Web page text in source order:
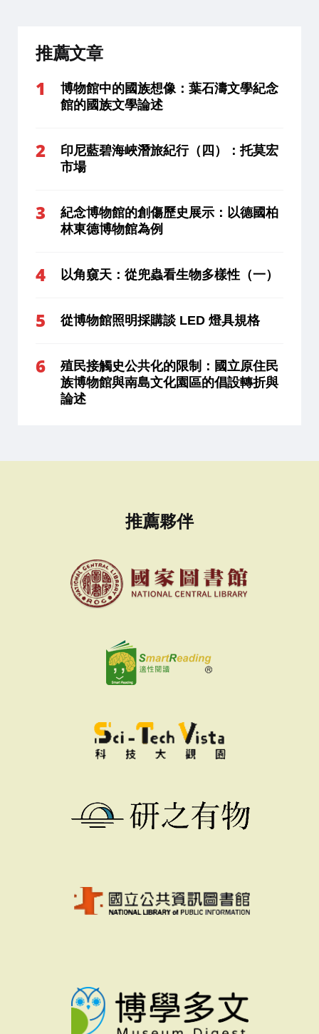
推薦文章
博物館中的國族想像：葉石濤文學紀念
館的國族文學論述
印尼藍碧海峽潛旅紀行（四）：托莫宏
市場
紀念博物館的創傷歷史展示：以德國柏
林東德博物館為例
以角窺天：從兜蟲看生物多樣性（一）
從博物館照明採購談 LED 燈具規格
殖民接觸史公共化的限制：國立原住民
族博物館與南島文化園區的倡設轉折與
論述
推薦夥伴